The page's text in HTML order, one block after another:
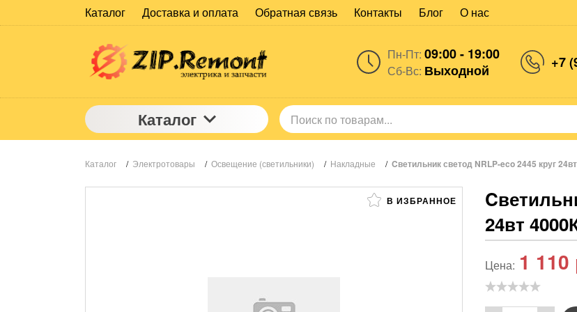
Каталог Доставка и оплата Обратная связь Контакты Блог О нас
Пн-Пт: 09:00 - 19:00
Сб-Вс: Выходной +7
Каталог
Каталог / Электротовары / Освещение (светильники) / Накладные / Cветильник светод NRLP-eco 2445 круг
В ИЗБРАННОЕ
24вт
Цена: 1 110